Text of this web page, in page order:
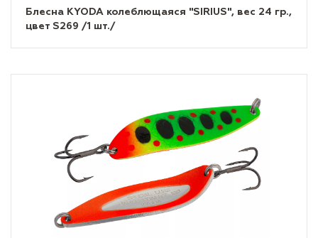
Блесна KYODA колеблющаяся "SIRIUS", вес 24 гр.,
цвет S269 /1 шт./